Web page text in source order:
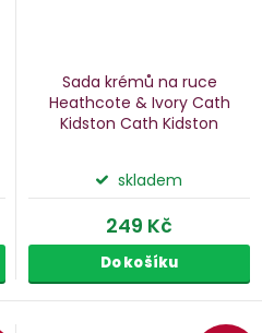
Sada krémů na ruce
Heathcote & Ivory Cath
Kidston Cath Kidston
skladem
249 Kč
Do košíku